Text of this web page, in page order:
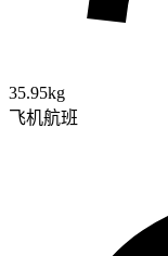
35.95kg
飞机航班